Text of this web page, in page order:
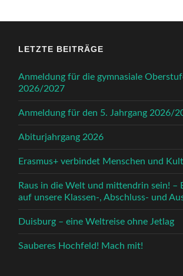
LETZTE BEITRÄGE
Anmeldung für die gymnasiale
2026/2027
Anmeldung für den 5. Jahrgang 2026/
Abiturjahrgang 2026
Erasmus+ verbindet Menschen und
Raus in die Welt und mittendrin sein! –
auf unsere Klassen-, Abschluss- und
Duisburg – eine Weltreise ohne Jetlag
Sauberes Hochfeld! Mach mit!